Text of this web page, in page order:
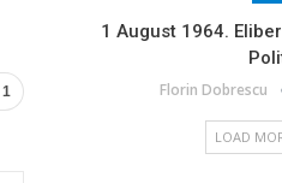
1
1 August 1964.
Florin Dobrescu
LOAD